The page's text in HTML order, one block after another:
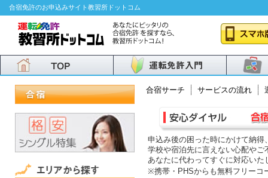
合宿免許のお申込みサイト教習所ドットコム
合宿サーチ サービスの流れ
申込み後の困った時にかけて納得
学校や宿泊先に言えない心配や
あなたに代わってすぐに対応い
※携帯・PHSからも無料フリーコ